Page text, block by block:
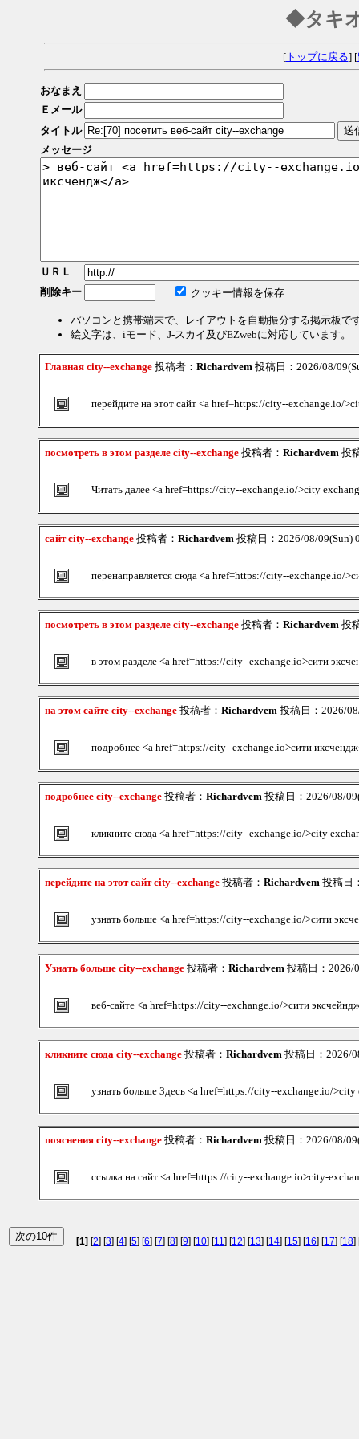
◆タキ
[トップに戻る] [
おなまえ
Ｅメール
タイトル
メッセージ
ＵＲＬ
削除キー
クッキー情報を保存
パソコンと携帯端末で、レイアウトを自動振分する掲示板で
絵文字は、iモード、J-スカイ及びEZwebに対応しています。
Главная city--exchange 投稿者： Richardvem 投稿日：2026/08/
перейдите на этот сайт <a href=https://city--exchange.io/
посмотреть в этом разделе city--exchange 投稿者： Richardvem 投
Читать далее <a href=https://city--exchange.io/>city
сайт city--exchange 投稿者： Richardvem 投稿日：2026/08/09(Sun)
перенаправляется сюда <a href=https://city--exchange.io/
посмотреть в этом разделе city--exchange 投稿者： Richardvem 投
в этом разделе <a href=https://city--exchange.io>сити
на этом сайте city--exchange 投稿者： Richardvem 投稿日：2026/
подробнее <a href=https://city--exchange.io>сити
подробнее city--exchange 投稿者： Richardvem 投稿日：2026/08/
кликните сюда <a href=https://city--exchange.io/>city
перейдите на этот сайт city--exchange 投稿者： Richardvem 投稿日
узнать больше <a href=https://city--exchange.io/>сити
Узнать больше city--exchange 投稿者： Richardvem 投稿日：2026/
веб-сайте <a href=https://city--exchange.io/>сити
кликните сюда city--exchange 投稿者： Richardvem 投稿日：2026/
узнать больше Здесь <a href=https://city--exchange.io/>city
пояснения city--exchange 投稿者： Richardvem 投稿日：2026/08/
ссылка на сайт <a href=https://city--exchange.io>city-
[1] [2] [3] [4] [5] [6] [7] [8] [9] [10] [11] [12] [13] [14] [15] [16] [17] [18]